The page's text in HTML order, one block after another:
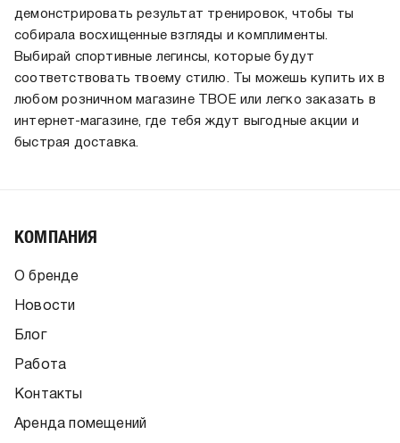
демонстрировать результат тренировок, чтобы ты
собирала восхищенные взгляды и комплименты.
Выбирай спортивные легинсы, которые будут
соответствовать твоему стилю. Ты можешь купить их в
любом розничном магазине ТВОЕ или легко заказать в
интернет-магазине, где тебя ждут выгодные акции и
быстрая доставка.
КОМПАНИЯ
О бренде
Новости
Блог
Работа
Контакты
Аренда помещений